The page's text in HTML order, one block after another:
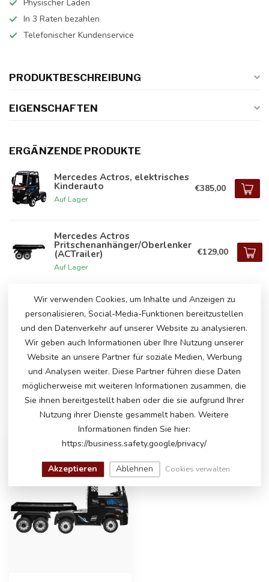
Physischer Laden
In 3 Raten bezahlen
Telefonischer Kundenservice
PRODUKTBESCHREIBUNG
EIGENSCHAFTEN
ERGÄNZENDE PRODUKTE
Mercedes Actros, elektrisches
Kinderauto
Auf Lager
€385,00
Mercedes Actros
Pritschenanhänger/Oberlenker
(ACTrailer)
Auf Lager
€129,00
HABEN SIE FRAGEN ZU DIESEM
PRODUKT?
Bitte kontaktieren Sie unseren Kundenservice
info@atoys.nl oder +31 40 282 7447
helfen Ihnen gerne weiter!
ZULETZT ANGESEHEN
Wir verwenden Cookies, um Inhalte und Anzeigen zu
personalisieren, Social-Media-Funktionen bereitzustellen
und den Datenverkehr auf unserer Website zu analysieren.
Wir geben auch Informationen über Ihre Nutzung unserer
Website an unsere Partner für soziale Medien, Werbung
und Analysen weiter. Diese Partner führen diese Daten
möglicherweise mit weiteren Informationen zusammen, die
Sie ihnen bereitgestellt haben oder die sie aufgrund Ihrer
Nutzung ihrer Dienste gesammelt haben. Weitere
Informationen finden Sie hier:
https://business.safety.google/privacy/
Akzeptieren Ablehnen Cookies verwalten